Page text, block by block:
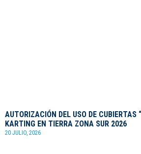
AUTORIZACIÓN DEL USO DE CUBIERTAS
KARTING EN TIERRA ZONA SUR 2026
20 JULIO, 2026